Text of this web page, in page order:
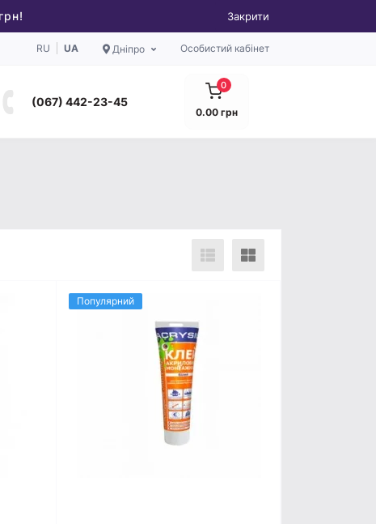
Закрити
RU UA Дніпро Особистий кабінет
(067) 442-23-45
0
0.00 грн
Популярний